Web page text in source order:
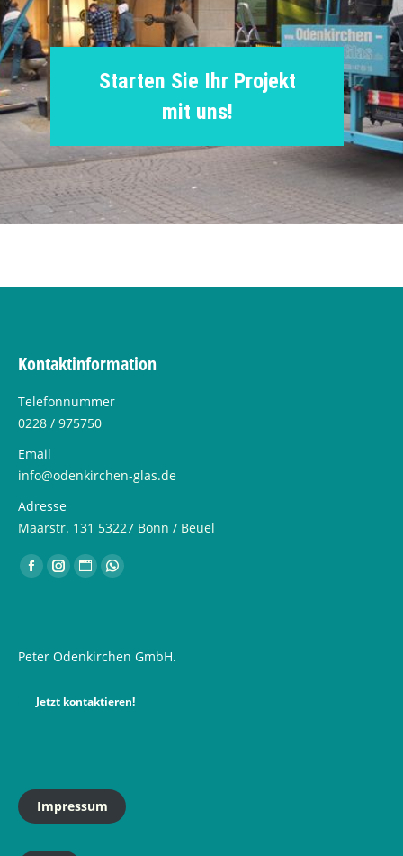
Starten Sie Ihr Projekt
mit uns!
Kontaktinformation
Telefonnummer
0228 / 975750
Email
info@odenkirchen-glas.de
Adresse
Maarstr. 131 53227 Bonn / Beuel
Finden Sie uns auf:
FacebookInstagram
WebsiteWhatsapp
Peter Odenkirchen GmbH.
Jetzt kontaktieren!
Impressum